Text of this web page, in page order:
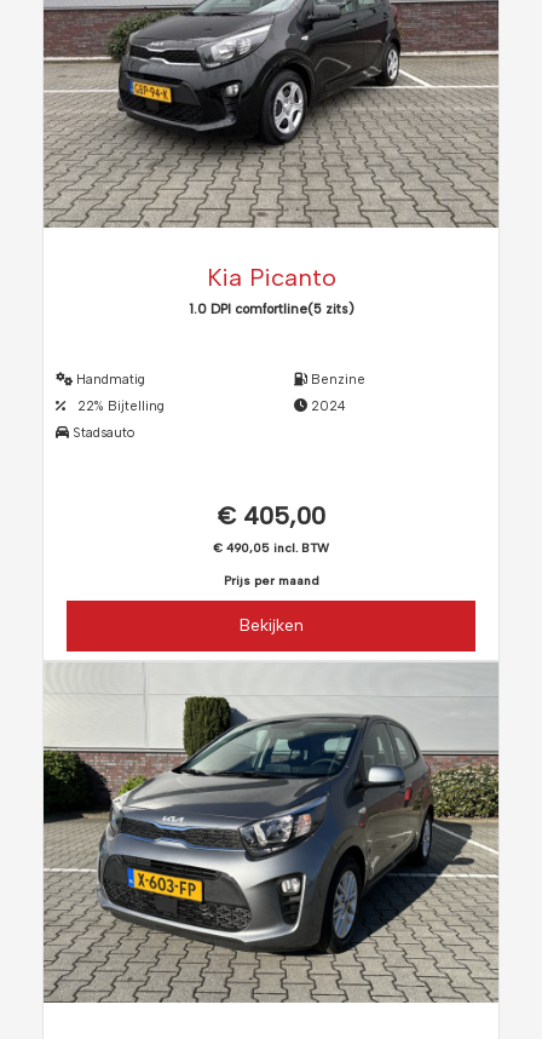
Kia Picanto
1.0 DPI comfortline(5 zits)
Handmatig
22% Bijtelling
Stadsauto
Benzine
2024
€ 405,00
€ 490,05 incl. BTW
Prijs per maand
Bekijken